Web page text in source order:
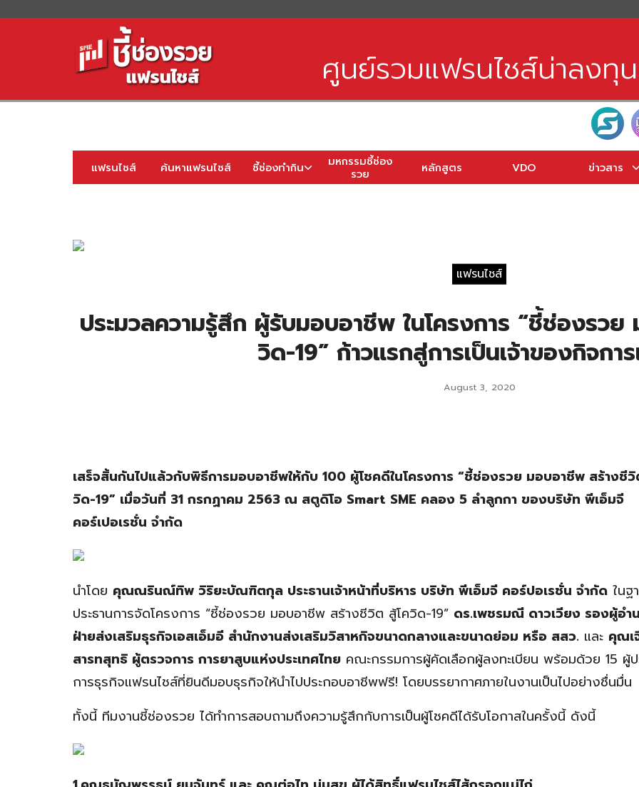
ศูนย์รวมแฟรนไชส์น่าลงทุน
แฟรนไชส์ ค้นหาแฟรนไชส์ ชี้ช่องทำกิน
มหกรรมชี้ช่อง
รวย
หลักสูตร VDO ข่าวสาร
แฟรนไชส์
ประมวลความรู้สึก ผู้รับมอบอาชีพ ในโครงการ “ชี้ช่องรว
วิด-19” ก้าวแรกสู่การเป็นเจ้าของกิจกา
August 3, 2020
เสร็จสิ้นกันไปแล้วกับพิธีการมอบอาชีพให้กับ 100 ผู้โชคดีในโครงการ “ชี้ช่องรวย มอบอาชีพ สร้างชี
วิด-19” เมื่อวันที่ 31 กรกฏาคม 2563 ณ สตูดิโอ Smart SME คลอง 5 ลำลูกกา ของบริษัท พีเอ็มจี
คอร์เปอเรชั่น จำกัด
นำโดย คุณณรินณ์ทิพ วิริยะบัณฑิตกุล ประธานเจ้าหน้าที่บริหาร บริษัท พีเอ็มจี คอร์ปอเรชั่น จำกัด ในฐ
ประธานการจัดโครงการ “ชี้ช่องรวย มอบอาชีพ สร้างชีวิต สู้โควิด-19” ดร.เพชรมณี ดาวเวียง รองผู้อำ
ฝ่ายส่งเสริมธุรกิจเอสเอ็มอี สำนักงานส่งเสริมวิสาหกิจขนาดกลางและขนาดย่อม หรือ สสว. และ คุณเ
สารทสุทธิ ผู้ตรวจการ การยาสูบแห่งประเทศไทย คณะกรรมการผู้คัดเลือกผู้ลงทะเบียน พร้อมด้วย 15 ผู้
การธุรกิจแฟรนไชส์ที่ยินดีมอบธุรกิจให้นำไปประกอบอาชีพฟรี! โดยบรรยากาศภายในงานเป็นไปอย่างชื่นมื่น
ทั้งนี้ ทีมงานชี้ช่องรวย ได้ทำการสอบถามถึงความรู้สึกกับการเป็นผู้โชคดีได้รับโอกาสในครั้งนี้ ดังนี้